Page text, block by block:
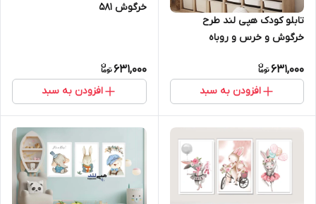
تابلو کودک هپی لند طرح
خرگوش و خرس و روباه
631,000
افزودن به سبد
خرگوش 581
631,000
افزودن به سبد